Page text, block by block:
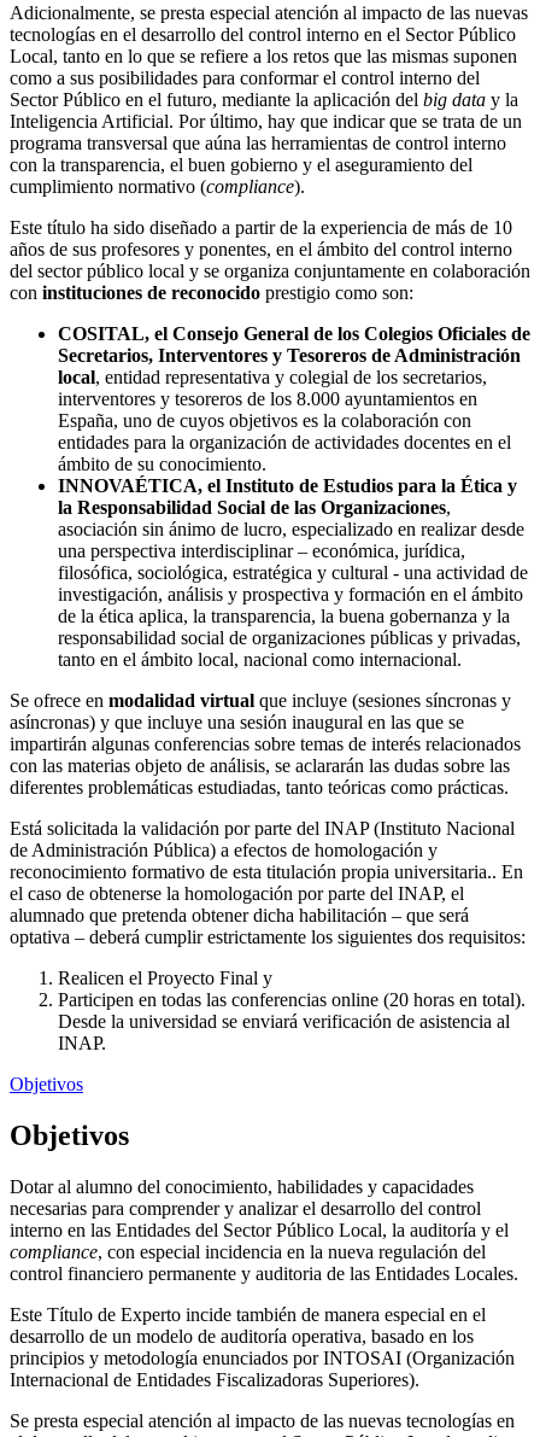
Adicionalmente, se presta especial atención al impacto de las nuevas
tecnologías en el desarrollo del control interno en el Sector Público
Local, tanto en lo que se refiere a los retos que las mismas suponen
como a sus posibilidades para conformar el control interno del
Sector Público en el futuro, mediante la aplicación del big data y la
Inteligencia Artificial. Por último, hay que indicar que se trata de un
programa transversal que aúna las herramientas de control interno
con la transparencia, el buen gobierno y el aseguramiento del
cumplimiento normativo (compliance).
Este título ha sido diseñado a partir de la experiencia de más de 10
años de sus profesores y ponentes, en el ámbito del control interno
del sector público local y se organiza conjuntamente en colaboración
con instituciones de reconocido prestigio como son:
COSITAL, el Consejo General de los Colegios Oficiales de
Secretarios, Interventores y Tesoreros de Administración
local, entidad representativa y colegial de los secretarios,
interventores y tesoreros de los 8.000 ayuntamientos en
España, uno de cuyos objetivos es la colaboración con
entidades para la organización de actividades docentes en el
ámbito de su conocimiento.
INNOVAÉTICA, el Instituto de Estudios para la Ética y
la Responsabilidad Social de las Organizaciones,
asociación sin ánimo de lucro, especializado en realizar desde
una perspectiva interdisciplinar – económica, jurídica,
filosófica, sociológica, estratégica y cultural - una actividad de
investigación, análisis y prospectiva y formación en el ámbito
de la ética aplica, la transparencia, la buena gobernanza y la
responsabilidad social de organizaciones públicas y privadas,
tanto en el ámbito local, nacional como internacional.
Se ofrece en modalidad virtual que incluye (sesiones síncronas y
asíncronas) y que incluye una sesión inaugural en las que se
impartirán algunas conferencias sobre temas de interés relacionados
con las materias objeto de análisis, se aclararán las dudas sobre las
diferentes problemáticas estudiadas, tanto teóricas como prácticas.
Está solicitada la validación por parte del INAP (Instituto Nacional
de Administración Pública) a efectos de homologación y
reconocimiento formativo de esta titulación propia universitaria.. En
el caso de obtenerse la homologación por parte del INAP, el
alumnado que pretenda obtener dicha habilitación – que será
optativa – deberá cumplir estrictamente los siguientes dos requisitos:
Realicen el Proyecto Final y
Participen en todas las conferencias online (20 horas en total).
Desde la universidad se enviará verificación de asistencia al
INAP.
Objetivos
Objetivos
Dotar al alumno del conocimiento, habilidades y capacidades
necesarias para comprender y analizar el desarrollo del control
interno en las Entidades del Sector Público Local, la auditoría y el
compliance, con especial incidencia en la nueva regulación del
control financiero permanente y auditoria de las Entidades Locales.
Este Título de Experto incide también de manera especial en el
desarrollo de un modelo de auditoría operativa, basado en los
principios y metodología enunciados por INTOSAI (Organización
Internacional de Entidades Fiscalizadoras Superiores).
Se presta especial atención al impacto de las nuevas tecnologías en